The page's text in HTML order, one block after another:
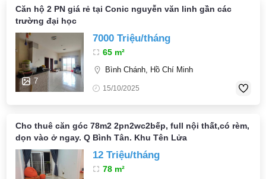
Căn hộ 2 PN giá rẻ tại Conic nguyễn văn linh gần các
trường đại học
7
7000 Triệu/tháng
65 m²
Bình Chánh, Hồ Chí Minh
15/10/2025
Cho thuê căn góc 78m2 2pn2wc2bếp, full nội thất,có rèm,
dọn vào ở ngay. Q Bình Tân. Khu Tên Lửa
12 Triệu/tháng
78 m²